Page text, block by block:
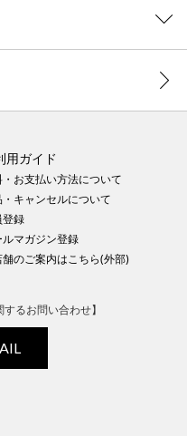
用ガイド
お支払い方法について
キャンセルについて
録
ルマガジン登録
のご案内はこちら(外部)
るお問い合わせ】